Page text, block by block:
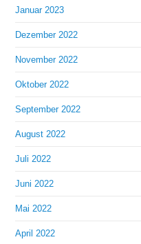
Januar 2023
Dezember 2022
November 2022
Oktober 2022
September 2022
August 2022
Juli 2022
Juni 2022
Mai 2022
April 2022